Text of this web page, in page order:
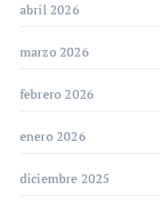
abril 2026
marzo 2026
febrero 2026
enero 2026
diciembre 2025